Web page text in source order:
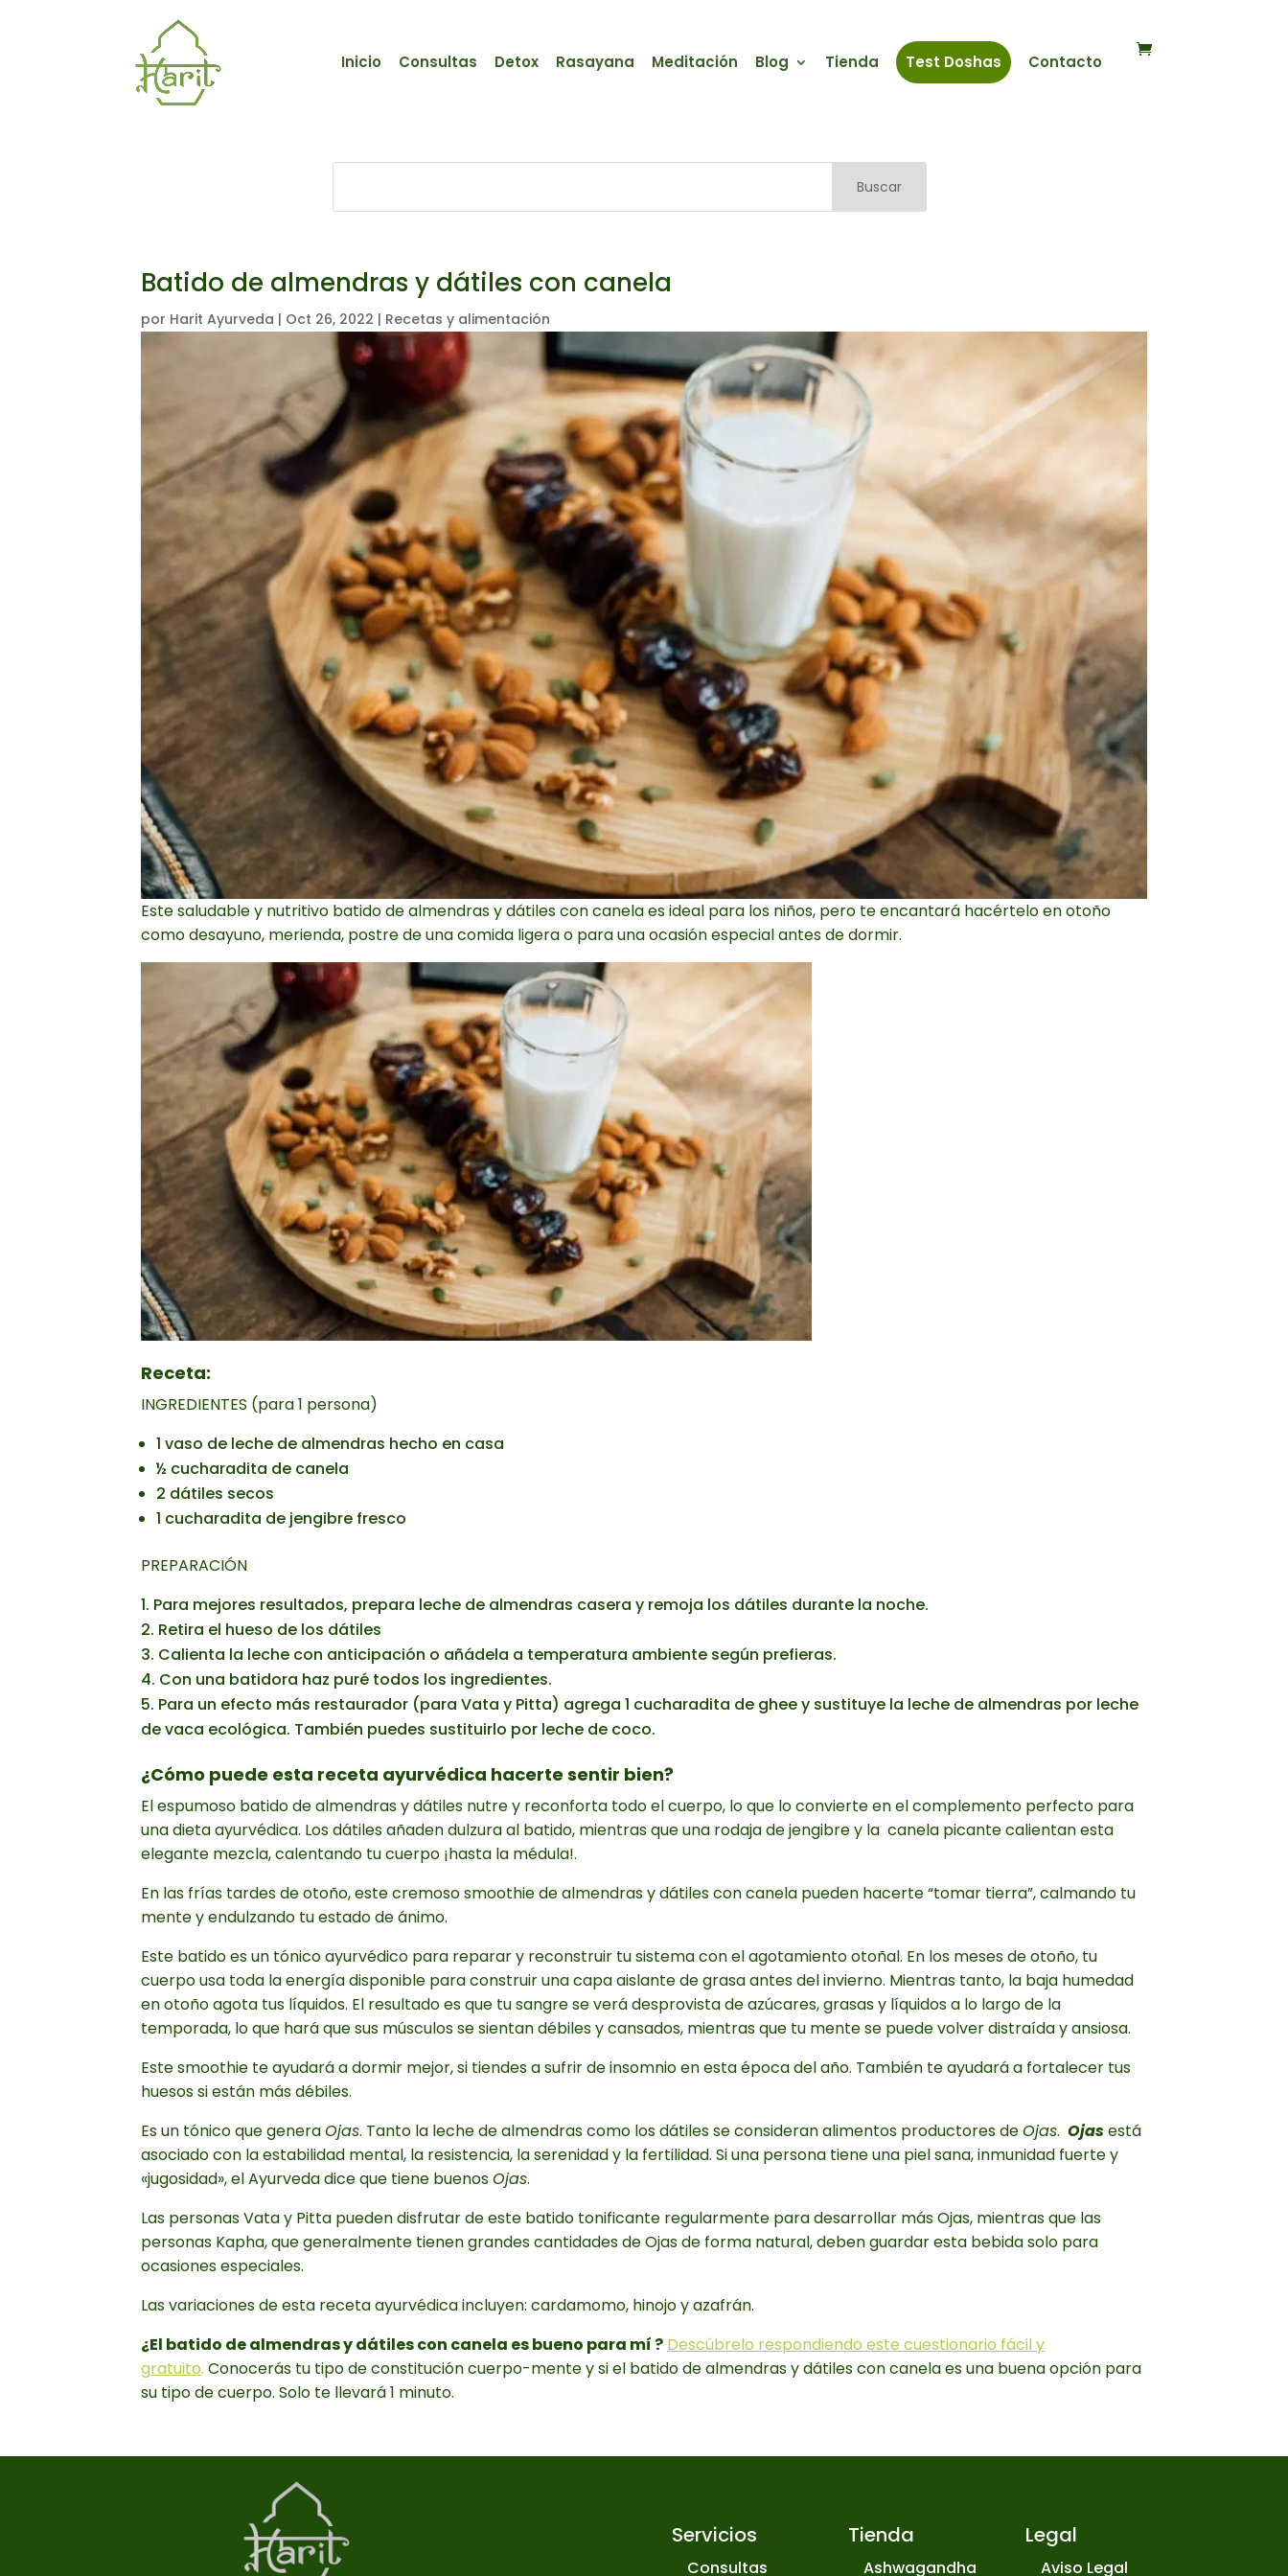
Inicio Consultas Detox Rasayana Meditación Blog Tienda Test Doshas Contacto
Buscar
Batido de almendras y dátiles con canela
por Harit Ayurveda | Oct 26, 2022 | Recetas y alimentación
Este saludable y nutritivo batido de almendras y dátiles con canela es ideal para los niños, pero te encantará hacértelo en otoño
como desayuno, merienda, postre de una comida ligera o para una ocasión especial antes de dormir.
Receta:
INGREDIENTES (para 1 persona)
1 vaso de leche de almendras hecho en casa
½ cucharadita de canela
2 dátiles secos
1 cucharadita de jengibre fresco
PREPARACIÓN
Para mejores resultados, prepara leche de almendras casera y remoja los dátiles durante la noche.
Retira el hueso de los dátiles
Calienta la leche con anticipación o añádela a temperatura ambiente según prefieras.
Con una batidora haz puré todos los ingredientes.
Para un efecto más restaurador (para Vata y Pitta) agrega 1 cucharadita de ghee y sustituye la leche de almendras por leche
de vaca ecológica. También puedes sustituirlo por leche de coco.
¿Cómo puede esta receta ayurvédica hacerte sentir bien?
El espumoso batido de almendras y dátiles nutre y reconforta todo el cuerpo, lo que lo convierte en el complemento perfecto para
una dieta ayurvédica. Los dátiles añaden dulzura al batido, mientras que una rodaja de jengibre y la canela picante calientan esta
elegante mezcla, calentando tu cuerpo ¡hasta la médula!.
En las frías tardes de otoño, este cremoso smoothie de almendras y dátiles con canela pueden hacerte “tomar tierra”, calmando tu
mente y endulzando tu estado de ánimo.
Este batido es un tónico ayurvédico para reparar y reconstruir tu sistema con el agotamiento otoñal. En los meses de otoño, tu
cuerpo usa toda la energía disponible para construir una capa aislante de grasa antes del invierno. Mientras tanto, la baja humedad
en otoño agota tus líquidos. El resultado es que tu sangre se verá desprovista de azúcares, grasas y líquidos a lo largo de la
temporada, lo que hará que sus músculos se sientan débiles y cansados, mientras que tu mente se puede volver distraída y ansiosa.
Este smoothie te ayudará a dormir mejor, si tiendes a sufrir de insomnio en esta época del año. También te ayudará a fortalecer tus
huesos si están más débiles.
Es un tónico que generaOjas. Tanto la leche de almendras como los dátiles se consideran alimentos productores deOjas. Ojasestá
asociado con la estabilidad mental, la resistencia, la serenidad y la fertilidad. Si una persona tiene una piel sana, inmunidad fuerte y
«jugosidad», el Ayurveda dice que tiene buenosOjas.
Las personas Vata y Pitta pueden disfrutar de este batido tonificante regularmente para desarrollar más Ojas, mientras que las
personas Kapha, que generalmente tienen grandes cantidades de Ojas de forma natural, deben guardar esta bebida solo para
ocasiones especiales.
Las variaciones de esta receta ayurvédica incluyen: cardamomo, hinojo y azafrán.
¿El batido de almendras y dátiles con canela es bueno para mí ? Descúbrelo respondiendo este cuestionario fácil y
gratuito. Conocerás tu tipo de constitución cuerpo-mente y si el batido de almendras y dátiles con canela es una buena opción para
su tipo de cuerpo. Solo te llevará 1 minuto.
Servicios
Consultas
Tienda
Ashwagandha
Legal
Aviso Legal